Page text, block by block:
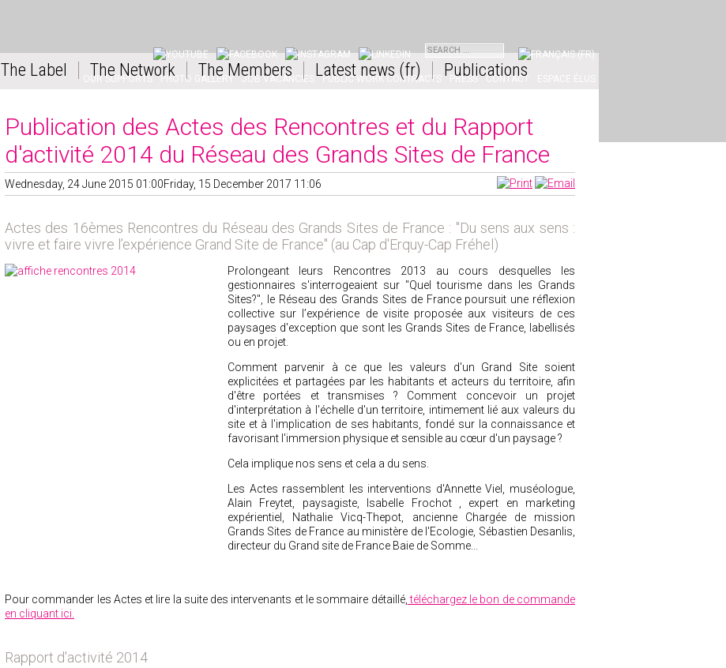
OUR SUPPORTS PHOTO GALLERY JOB VACANCIES PUBLIC WORK CONTRACTS PRESS CONTACT
The Label The Network The Members Latest news (fr) Publications
Publication des Actes des Rencontres et du Rapport
d'activité 2014 du Réseau des Grands Sites de France
Wednesday, 24 June 2015 01:00Friday, 15 December 2017 11:06
Actes des 16èmes Rencontres du Réseau des Grands Sites de France : "Du sens aux sens :
vivre et faire vivre l’expérience Grand Site de France" (au Cap d'Erquy-Cap Fréhel)
Prolongeant leurs Rencontres 2013 au cours desquelles les
gestionnaires s'interrogeaient sur "Quel tourisme dans les Grands
Sites?", le Réseau des Grands Sites de France poursuit une réflexion
collective sur l’expérience de visite proposée aux visiteurs de ces
paysages d'exception que sont les Grands Sites de France, labellisés
ou en projet.
Comment parvenir à ce que les valeurs d'un Grand Site soient
explicitées et partagées par les habitants et acteurs du territoire, afin
d'être portées et transmises ? Comment concevoir un projet
d'interprétation à l'échelle d'un territoire, intimement lié aux valeurs du
site et à l'implication de ses habitants, fondé sur la connaissance et
favorisant l'immersion physique et sensible au cœur d'un paysage ?
Cela implique nos sens et cela a du sens.
Les Actes rassemblent les interventions d'Annette Viel, muséologue,
Alain Freytet, paysagiste, Isabelle Frochot , expert en marketing
expérientiel, Nathalie Vicq-Thepot, ancienne Chargée de mission
Grands Sites de France au ministère de l'Ecologie, Sébastien Desanlis,
directeur du Grand site de France Baie de Somme...
Pour commander les Actes et lire la suite des intervenants et le sommaire détaillé, téléchargez le bon de commande
en cliquant ici.
Rapport d'activité 2014